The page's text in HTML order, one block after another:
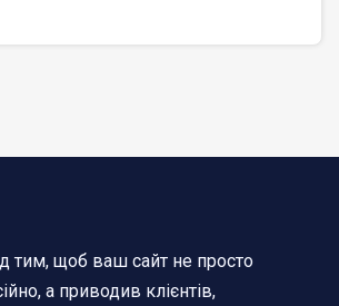
тим, щоб ваш сайт не просто
а приводив клієнтів,